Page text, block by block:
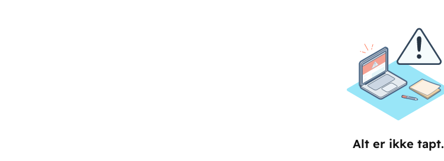
Alt er ikke tapt.